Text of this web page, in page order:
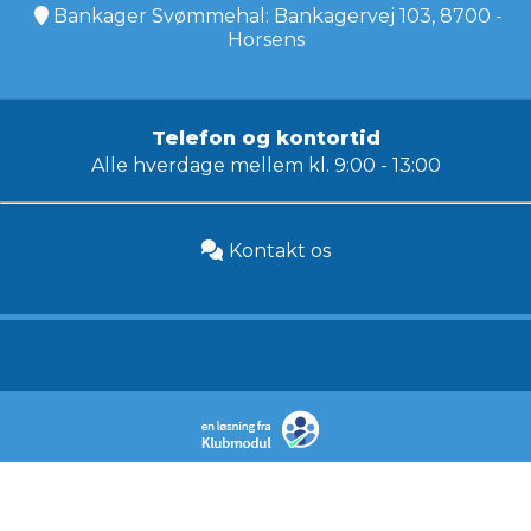
Bankager Svømmehal: Bankagervej 103, 8700 -
Horsens
Telefon og kontortid
Alle hverdage mellem kl. 9:00 - 13:00
Kontakt os